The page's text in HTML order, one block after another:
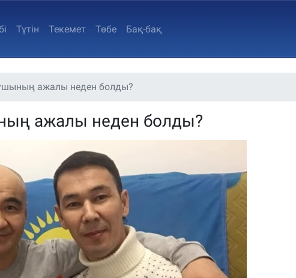
Түтін Текемет Төбе Бақ-бақ
ажалы неден болды?
ажалы неден болды?